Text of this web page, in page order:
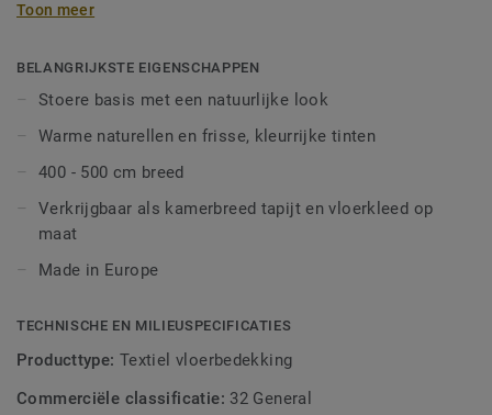
moderne, tijdloze uitstraling. Parade Studio is verkrijgbaar
Toon meer
BELANGRIJKSTE EIGENSCHAPPEN
Stoere basis met een natuurlijke look
Warme naturellen en frisse, kleurrijke tinten
400 - 500 cm breed
Verkrijgbaar als kamerbreed tapijt en vloerkleed op
maat
Made in Europe
TECHNISCHE EN MILIEUSPECIFICATIES
Producttype: Textiel vloerbedekking
Commerciële classificatie: 32 General